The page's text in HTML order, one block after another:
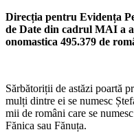
Direcția pentru Evidența
de Date din cadrul MAI a
onomastica 495.379 de
Sărbătoriții de astăzi poartă
mulți dintre ei se numesc
mii de români care se
Fănica sau Fănuța.